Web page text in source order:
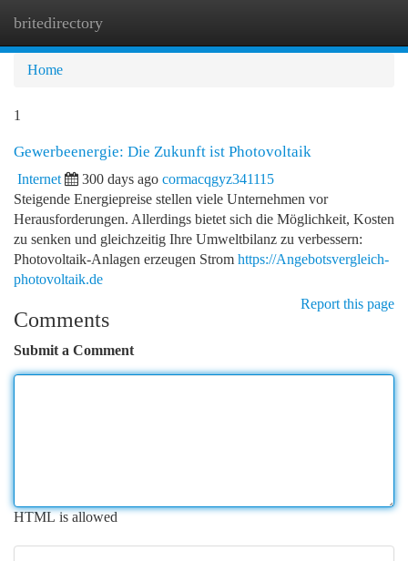
britedirectory
Home
1
Gewerbeenergie: Die Zukunft ist Photovoltaik
Internet 300 days ago cormacqgyz341115
Steigende Energiepreise stellen viele Unternehmen vor
Herausforderungen. Allerdings bietet sich die Möglichkeit, Kosten
zu senken und gleichzeitig Ihre Umweltbilanz zu verbessern:
Photovoltaik-Anlagen erzeugen Strom https://Angebotsvergleich-
photovoltaik.de
Report this page
Comments
Submit a Comment
HTML is allowed